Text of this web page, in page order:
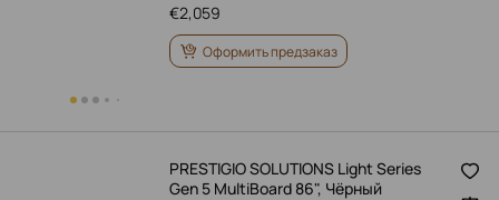
2,059
€
Оформить предзаказ
PRESTIGIO SOLUTIONS Light Series
Gen 5 MultiBoard 86", Чёрный